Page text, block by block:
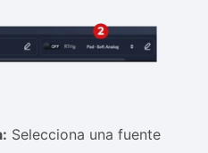
Selecciona una fuente